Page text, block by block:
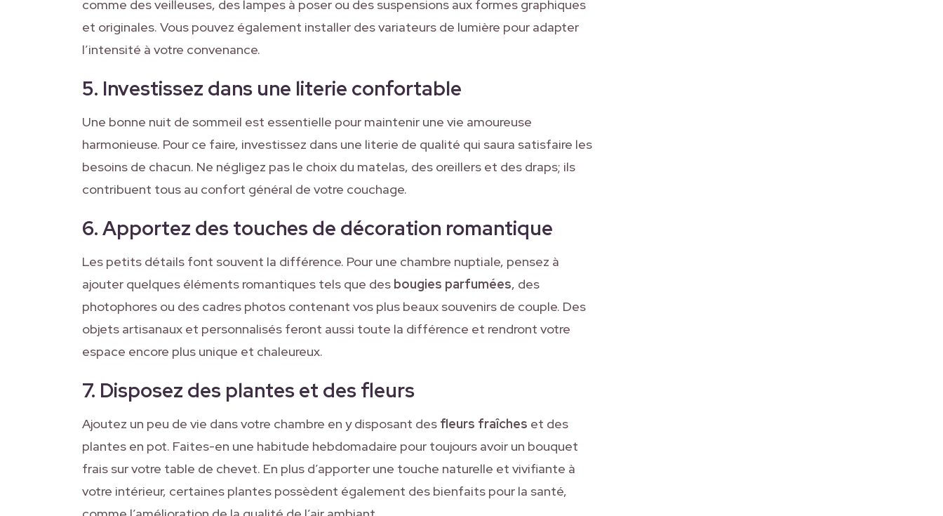
comme des veilleuses, des lampes à poser ou des suspensions aux formes graphiques
et originales. Vous pouvez également installer des variateurs de lumière pour adapter
l’intensité à votre convenance.
5. Investissez dans une literie confortable
Une bonne nuit de sommeil est essentielle pour maintenir une vie amoureuse
harmonieuse. Pour ce faire, investissez dans une literie de qualité qui saura satisfaire les
besoins de chacun. Ne négligez pas le choix du matelas, des oreillers et des draps; ils
contribuent tous au confort général de votre couchage.
6. Apportez des touches de décoration romantique
Les petits détails font souvent la différence. Pour une chambre nuptiale, pensez à
ajouter quelques éléments romantiques tels que des bougies parfumées, des
photophores ou des cadres photos contenant vos plus beaux souvenirs de couple. Des
objets artisanaux et personnalisés feront aussi toute la différence et rendront votre
espace encore plus unique et chaleureux.
7. Disposez des plantes et des fleurs
Ajoutez un peu de vie dans votre chambre en y disposant des fleurs fraîches et des
plantes en pot. Faites-en une habitude hebdomadaire pour toujours avoir un bouquet
frais sur votre table de chevet. En plus d’apporter une touche naturelle et vivifiante à
votre intérieur, certaines plantes possèdent également des bienfaits pour la santé,